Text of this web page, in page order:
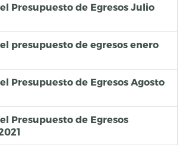
Presupuesto de Egresos Julio
presupuesto de egresos enero
Presupuesto de Egresos Agosto
Presupuesto de Egresos